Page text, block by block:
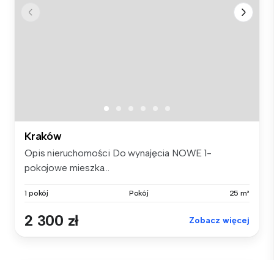
Kraków
Opis nieruchomości Do wynajęcia NOWE 1-
pokojowe mieszka...
1 pokój Pokój 25 m²
2 300 zł Zobacz więcej